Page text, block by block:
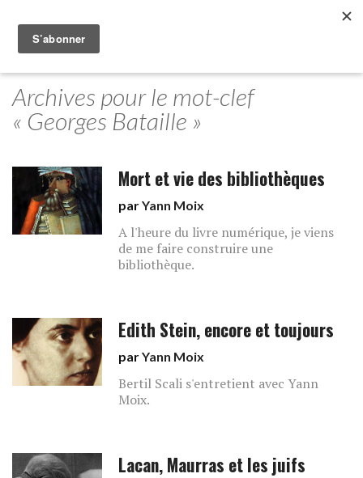
Archives pour le mot-clef
« Georges Bataille »
Mort et vie des bibliothèques
parYann Moix
A l'heure du livre numérique, je viens
de me faire construire une
bibliothèque.
Edith Stein, encore et toujours
parYann Moix
Bertil Scali s'entretient avec Yann
Moix.
Lacan, Maurras et les juifs